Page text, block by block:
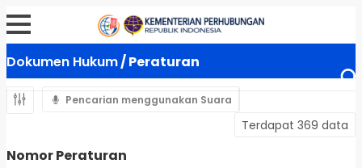
Dokumen Hukum/ Peraturan
Pencarian menggunakan Suara
Terdapat 369 data
Nomor Peraturan